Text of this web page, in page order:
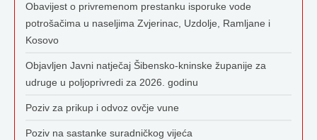
Obavijest o privremenom prestanku isporuke vode
potrošačima u naseljima Zvjerinac, Uzdolje, Ramljane i
Kosovo
Objavljen Javni natječaj Šibensko-kninske županije za
udruge u poljoprivredi za 2026. godinu
Poziv za prikup i odvoz ovčje vune
Poziv na sastanke suradničkog vijeća